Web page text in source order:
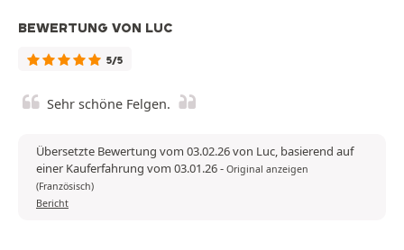
BEWERTUNG VON LUC
5/5
Sehr schöne Felgen.
Übersetzte Bewertung vom 03.02.26 von Luc, basierend auf
einer Kauferfahrung vom 03.01.26- Original anzeigen
(Französisch)
Bericht